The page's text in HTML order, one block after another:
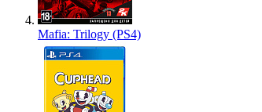
Mafia: Trilogy (PS4)